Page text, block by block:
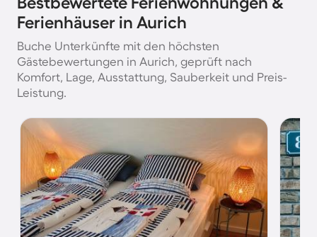
Ferienhäuser in Aurich
Buche Unterkünfte mit den höchsten
Gästebewertungen in Aurich, geprüft nach
Komfort, Lage, Ausstattung, Sauberkeit und Preis-
Leistung.